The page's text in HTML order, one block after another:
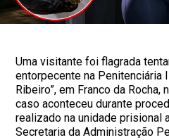
Uma visitante foi flagrada
entorpecente na Penitenciária
Ribeiro”, em Franco da Rocha,
caso aconteceu durante
realizado na unidade prisional
Secretaria da Administração